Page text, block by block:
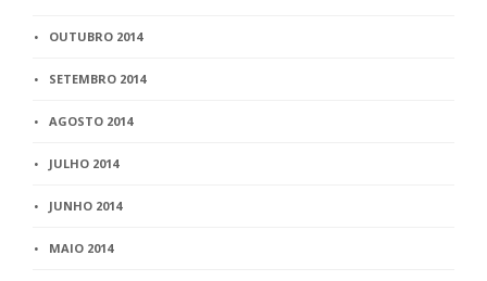
OUTUBRO 2014
SETEMBRO 2014
AGOSTO 2014
JULHO 2014
JUNHO 2014
MAIO 2014